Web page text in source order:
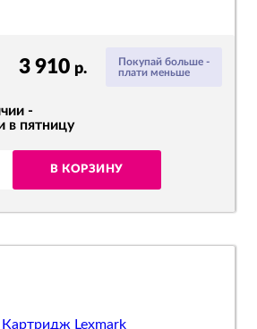
Покупай больше -
плати меньше
3 910 р.
-
в пятницу
В КОРЗИНУ